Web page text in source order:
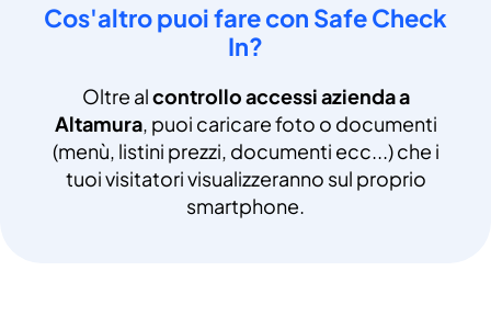
Cos'altro puoi fare con Safe Check
In?
Oltre alcontrollo accessi azienda a
Altamura, puoi caricare foto o documenti
(menù, listini prezzi, documenti ecc...) che i
tuoi visitatori visualizzeranno sul proprio
smartphone.